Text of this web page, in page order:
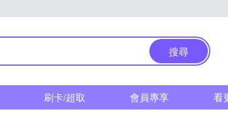
搜尋
刷卡/超取 會員專享 看